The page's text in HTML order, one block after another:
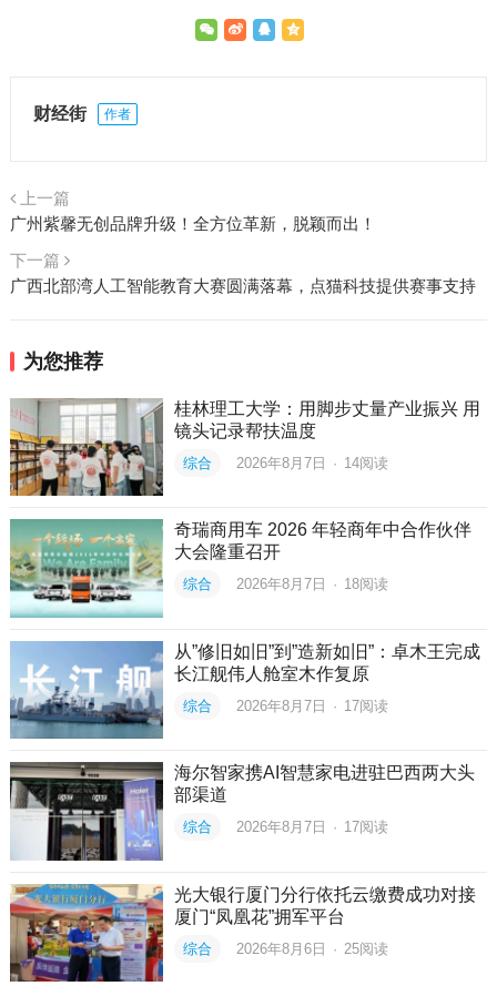
财经街 作者
上一篇
广州紫馨无创品牌升级！全方位革新，脱颖而出！
下一篇
广西北部湾人工智能教育大赛圆满落幕，点猫科技提供赛事支持
为您推荐
桂林理工大学：用脚步丈量产业振兴 用
镜头记录帮扶温度
综合 2026年8月7日 · 14阅读
奇瑞商用车 2026 年轻商年中合作伙伴
大会隆重召开
综合 2026年8月7日 · 18阅读
从”修旧如旧”到”造新如旧”：卓木王完成
长江舰伟人舱室木作复原
综合 2026年8月7日 · 17阅读
海尔智家携AI智慧家电进驻巴西两大头
部渠道
综合 2026年8月7日 · 17阅读
光大银行厦门分行依托云缴费成功对接
厦门“凤凰花”拥军平台
综合 2026年8月6日 · 25阅读